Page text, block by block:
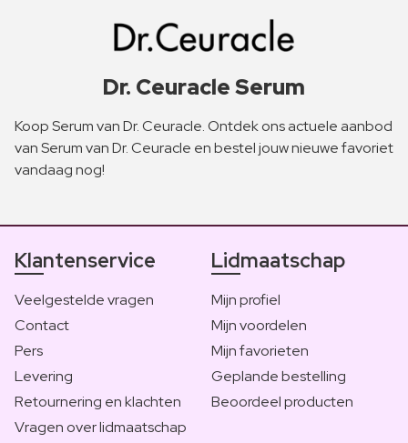
Dr. Ceuracle Serum
Koop Serum van Dr. Ceuracle. Ontdek ons actuele aanbod
van Serum van Dr. Ceuracle en bestel jouw nieuwe favoriet
vandaag nog!
Klantenservice
Veelgestelde vragen
Contact
Pers
Levering
Retournering en klachten
Vragen over lidmaatschap
Lidmaatschap
Mijn profiel
Mijn voordelen
Mijn favorieten
Geplande bestelling
Beoordeel producten